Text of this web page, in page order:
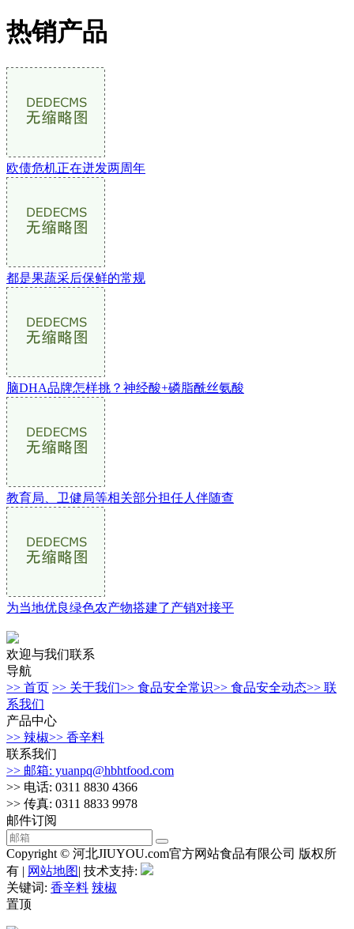
热销产品
欧债危机正在迸发两周年
都是果蔬采后保鲜的常规
脑DHA品牌怎样挑？神经酸+磷脂酰丝氨酸
教育局、卫健局等相关部分担任人伴随查
为当地优良绿色农产物搭建了产销对接平
欢迎与我们联系
导航
>> 首页 >> 关于我们>> 食品安全常识>> 食品安全动态>> 联
系我们
产品中心
>> 辣椒>> 香辛料
联系我们
>> 邮箱: yuanpq@hbhtfood.com
>> 电话: 0311 8830 4366
>> 传真: 0311 8833 9978
邮件订阅
Copyright © 河北JIUYOU.com官方网站食品有限公司 版权所
有 | 网站地图| 技术支持:
关键词: 香辛料 辣椒
置顶